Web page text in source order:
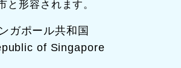
と形容されます。
ガポール共和国
of Singapore